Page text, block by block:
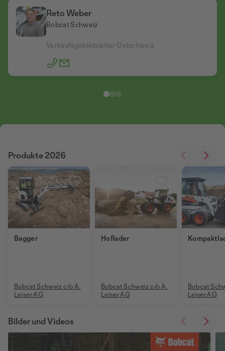
Reto Weber
Bobcat Schweiz
Verkaufsgebietsleiter Ostschweiz
Verkaufsgebietsleiter Mittelland & Wallis
Verkaufsgebietsleiter Zentralschweiz & Tessin
Bagger
Bobcat Schweiz c/o A.
Leiser AG
Hoflader
Bobcat Schweiz c/o A.
Leiser AG
Bobcat
Leiser AG
Produkte 2026
Bilder und Videos